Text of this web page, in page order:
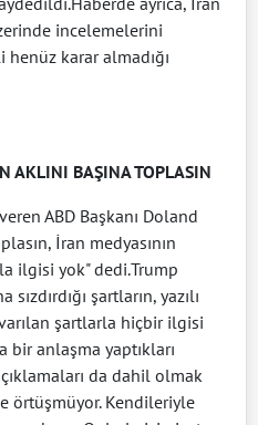
incelemelerini
karar almadığı
AKLINI BAŞINA TOPLASIN
ABD Başkanı Doland
İran medyasının
ilgisi yok" dedi.Trump
sızdırdığı şartların, yazılı
şartlarla hiçbir ilgisi
bir anlaşma yaptıkları
da dahil olmak
örtüşmüyor. Kendileriyle